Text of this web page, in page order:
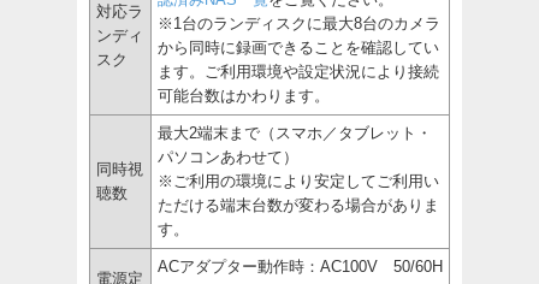
対応ラ
ンディ
スク
※1台のランディスクに最大8台のカメラ
から同時に録画できることを確認してい
ます。ご利用環境や設定状況により接続
可能台数はかわります。
同時視
聴数
最大2端末まで（スマホ／タブレット・
パソコンあわせて）
※ご利用の環境により安定してご利用い
ただける端末台数が変わる場合がありま
す。
電源定
ACアダプター動作時：AC100V 50/60H